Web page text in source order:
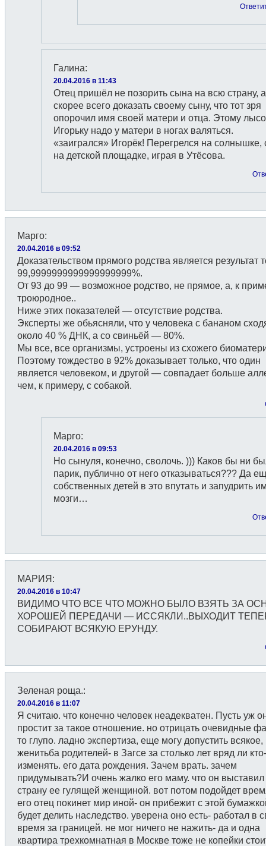
Галина:
20.04.2016 в 11:43
Отец пришёл не позорить сына на всю страну, а
скорее всего доказать своему сыну, что тот зря
опорочил имя своей матери и отца. Этому
Игорьку надо у матери в ногах валяться.
«заигрался» Игорёк! Перегрелся на солнышке,
на детской площадке, играя в Утёсова.
Марго:
20.04.2016 в 09:52
Доказательством прямого родства является результат
99,9999999999999999999%.
От 93 до 99 — возможное родство, не прямое, а, к
троюродное..
Ниже этих показателей — отсутствие родства.
Эксперты же обьясняли, что у человека с бананом
около 40 % ДНК, а со свиньёй — 80%.
Мы все, все организмы, устроены из схожего
Поэтому тождество в 92% доказывает только, что один
является человеком, и другой — совпадает больше
чем, к примеру, с собакой.
Марго:
20.04.2016 в 09:53
Но сынуля, конечно, сволочь. ))) Каков бы ни
парик, публично от него отказываться??? Да
собственных детей в это впутать и запудрить
мозги…
МАРИЯ :
20.04.2016 в 10:47
ВИДИМО ЧТО ВСЕ ЧТО МОЖНО БЫЛО ВЗЯТЬ ЗА
ХОРОШЕЙ ПЕРЕДАЧИ — ИССЯКЛИ..ВЫХОДИТ
СОБИРАЮТ ВСЯКУЮ ЕРУНДУ.
Зеленая роща.:
20.04.2016 в 11:07
Я считаю. что конечно человек неадекватен. Пусть уж
простит за такое отношение. но отрицать очевидные
то глупо. ладно экспертиза, еще могу допустить всякое,
женитьба родителей- в Загсе за столько лет вряд ли
изменять. его дата рождения. Зачем врать. зачем
придумывать?И очень жалко его маму. что он
страну ее гулящей женщиной. вот потом подойдет
его отец покинет мир иной- он прибежит с этой
будет делить наследство. уверена оно есть- работал в
время за границей. не мог ничего не нажить- да и одна
квартира трехкомнатная в Москве тоже не копейки